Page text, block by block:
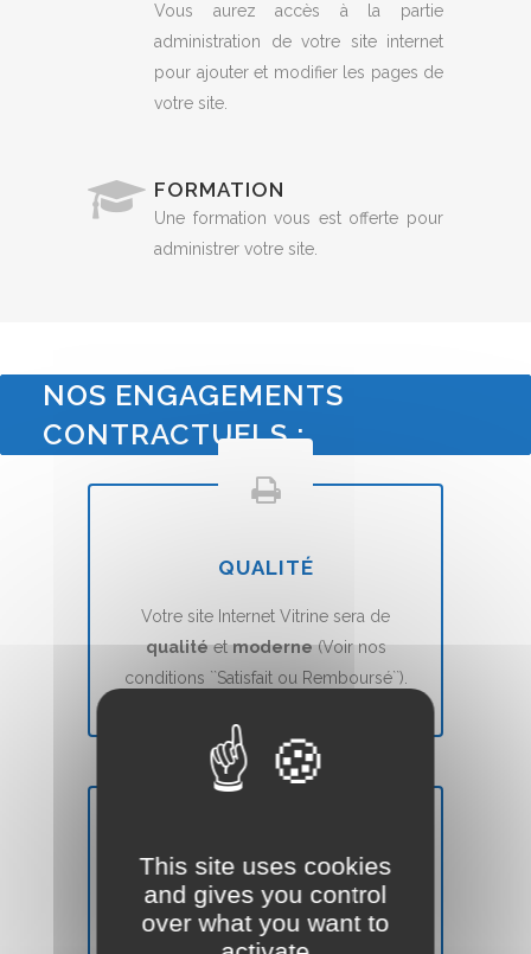
Vous aurez accès à la partie
administration de votre site internet
pour ajouter et modifier les pages de
votre site.
FORMATION
Une formation vous est offerte pour
administrer votre site.
NOS ENGAGEMENTS
CONTRACTUELS :
QUALITÉ
Votre site Internet Vitrine sera de
qualitéetmoderne(Voir nos
conditions ``Satisfait ou Remboursé``).
DÉLAIS
Votre site Web Vitrine sera mis en ligne
7 jours(voir nos CGVs).
This site uses cookies
and gives you control
over what you want to